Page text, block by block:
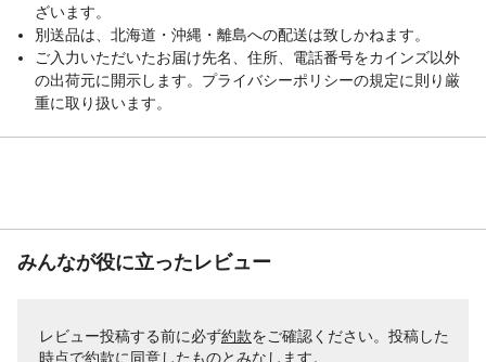
ざいます。
別送品は、北海道・沖縄・離島への配送は致しかねます。
ご入力いただいたお届け先名、住所、電話番号をカインズ以外
の出荷元に開示します。プライバシーポリシーの規定に則り厳
重に取り扱います。
みんなが役に立ったレビュー
レビュー投稿する前に必ず約款をご確認ください。投稿した
時点で約款に同意したものとみなします。